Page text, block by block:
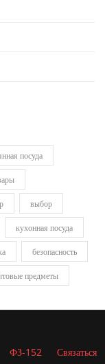
посуда
выбор
кухонная посуда
безопасность
предметы
ФЗ-152
Связаться